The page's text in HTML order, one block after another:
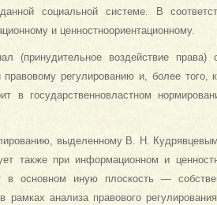
социальной системе. В
и ценностноориентационному.
(принудительное воздействие права)
регулированию и, более того,
в государственновластном
выделенному В. Н.
также при информационном и
в основном иную плоскость —
анализа правового